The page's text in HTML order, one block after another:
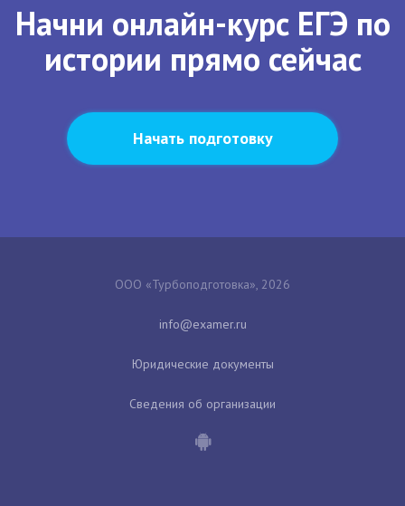
Начни онлайн-курс ЕГЭ по
истории прямо сейчас
Начать подготовку
ООО «Турбоподготовка», 2026
Юридические документы
Сведения об организации